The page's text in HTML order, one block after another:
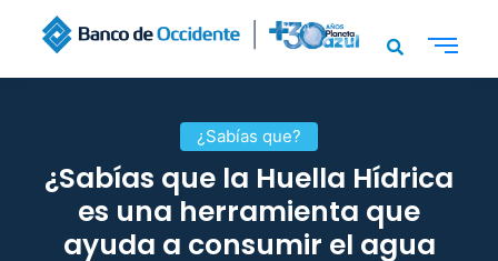
¿Sabías que?
¿Sabías que la Huella Hídrica
es una herramienta que
ayuda a consumir el agua